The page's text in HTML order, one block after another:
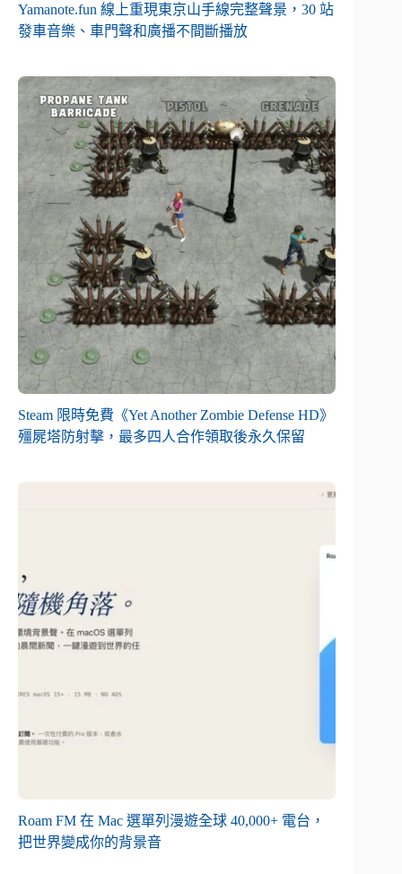
Yamanote.fun 線上重現東京山手線完整聲景，30 站
發車音樂、車門聲和廣播不間斷播放
Steam 限時免費《Yet Another Zombie Defense HD》
殭屍塔防射擊，最多四人合作領取後永久保留
Roam FM 在 Mac 選單列漫遊全球 40,000+ 電台，
把世界變成你的背景音